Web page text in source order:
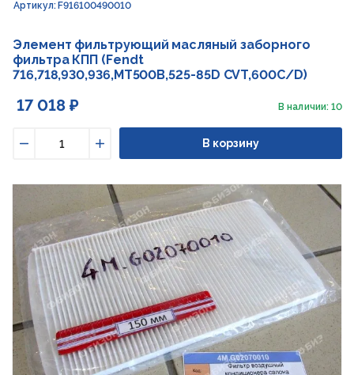
Артикул: F916100490010
Элемент фильтрующий масляный заборного
фильтра КПП (Fendt
716,718,930,936,MT500B,525-85D CVT,600C/D)
17 018 ₽ В наличии: 10
Увеличить
В корзину